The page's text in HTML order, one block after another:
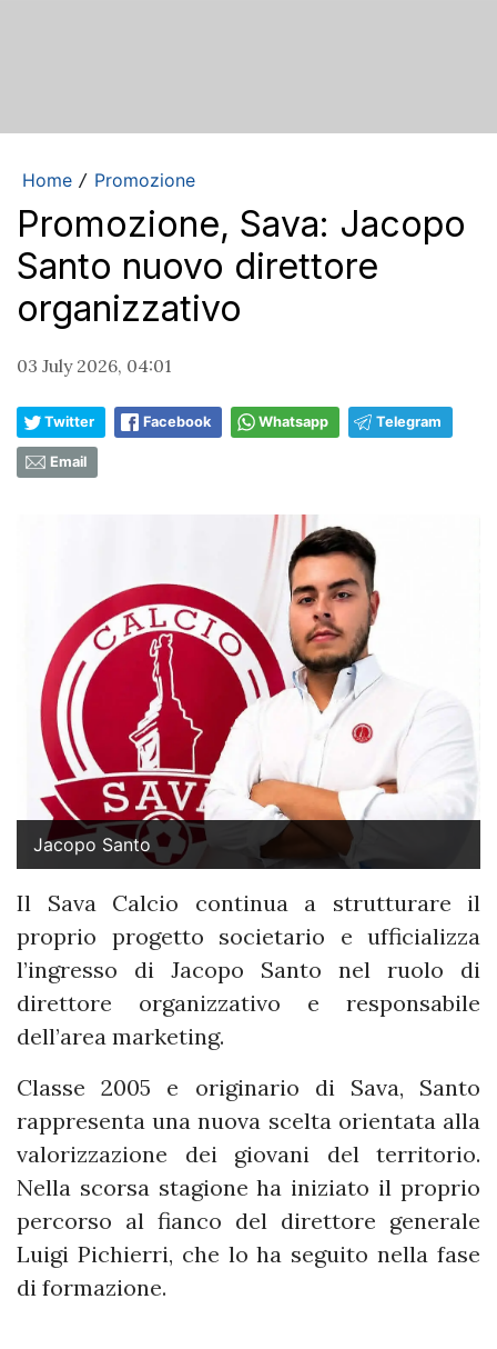
Home / Promozione
Promozione, Sava: Jacopo
Santo nuovo direttore
organizzativo
03 July 2026, 04:01
Twitter Facebook Whatsapp Telegram
Email
Jacopo Santo
Il Sava Calcio continua a strutturare il
proprio progetto societario e ufficializza
l’ingresso di Jacopo Santo nel ruolo di
direttore organizzativo e responsabile
dell’area marketing.
Classe 2005 e originario di Sava, Santo
rappresenta una nuova scelta orientata alla
valorizzazione dei giovani del territorio.
Nella scorsa stagione ha iniziato il proprio
percorso al fianco del direttore generale
Luigi Pichierri, che lo ha seguito nella fase
di formazione.